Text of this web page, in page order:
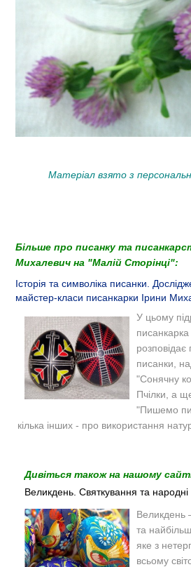
Матеріал взято з
Більше про писанку та
Михалевич на "Малій Сторінці":
Історія та символіка писанки.
майстер-класи писанкарки Ірини
У цьому
розповідає
писанки,
"Сонячну
Пчілки, а
"Пишемо
кілька інших - про використання
Дивіться також на нашому
Великдень. Святкування та народні
Великдень
та
яке з
всьому